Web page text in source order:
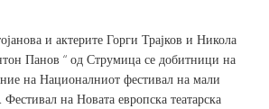
и актерите Горги Трајков и Никола
Панов “ од Струмица се добитници на
на Националниот фестивал на мали
на Новата европска театарска